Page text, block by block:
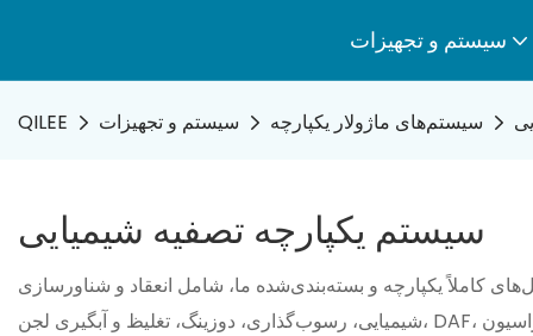
سیستم و تجهیزات
QILEE سیستم و تجهیزات سیستم‌های ماژولار یکپارچه
سیستم یکپارچه تصفیه شیمیایی
کاملاً یکپارچه و بسته‌بندی‌شده ما، شامل انعقاد و شناورسازی
شیمیایی، رسوب‌گذاری، دوزینگ، تغلیظ و آبگیری لجن، DAF، تبادل یونی و ماژول‌های الکترودیونیزاسیون (EDI)، تصفیه آب و فاضلاب قابل اعتماد و آماده به کار را ارائه می‌دهند. این سیستم‌ها که برای کاهش